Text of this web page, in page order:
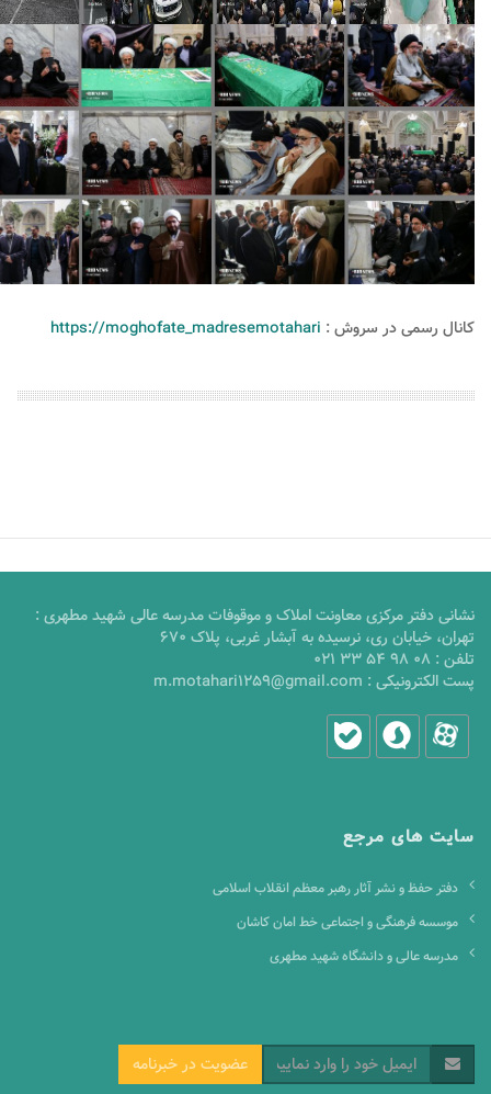
کانال رسمی در سروش : https://moghofate_madresemotahari
نشانی دفتر مرکزی معاونت املاک و موقوفات مدرسه عالی شهید مطهری :
تهران، خیابان ری، نرسیده به آبشار غربی، پلاک 670
تلفن : 021 33 54 98 08
پست الکترونیکی : m.motahari1259@gmail.com
سایت های مرجع
دفتر حفظ و نشر آثار رهبر معظم انقلاب اسلامی
موسسه فرهنگی و اجتماعی خط امان کاشان
مدرسه عالی و دانشگاه شهید مطهری
عضویت در خبرنامه